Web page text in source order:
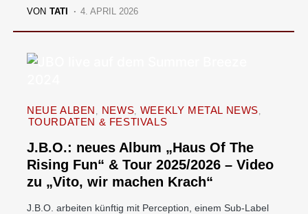
VON TATI 4. APRIL 2026
NEUE ALBEN NEWS WEEKLY METAL NEWS
TOURDATEN & FESTIVALS
J.B.O.: neues Album „Haus Of The
Rising Fun“ & Tour 2025/2026 – Video
zu „Vito, wir machen Krach“
J.B.O. arbeiten künftig mit Perception, einem Sub-Label